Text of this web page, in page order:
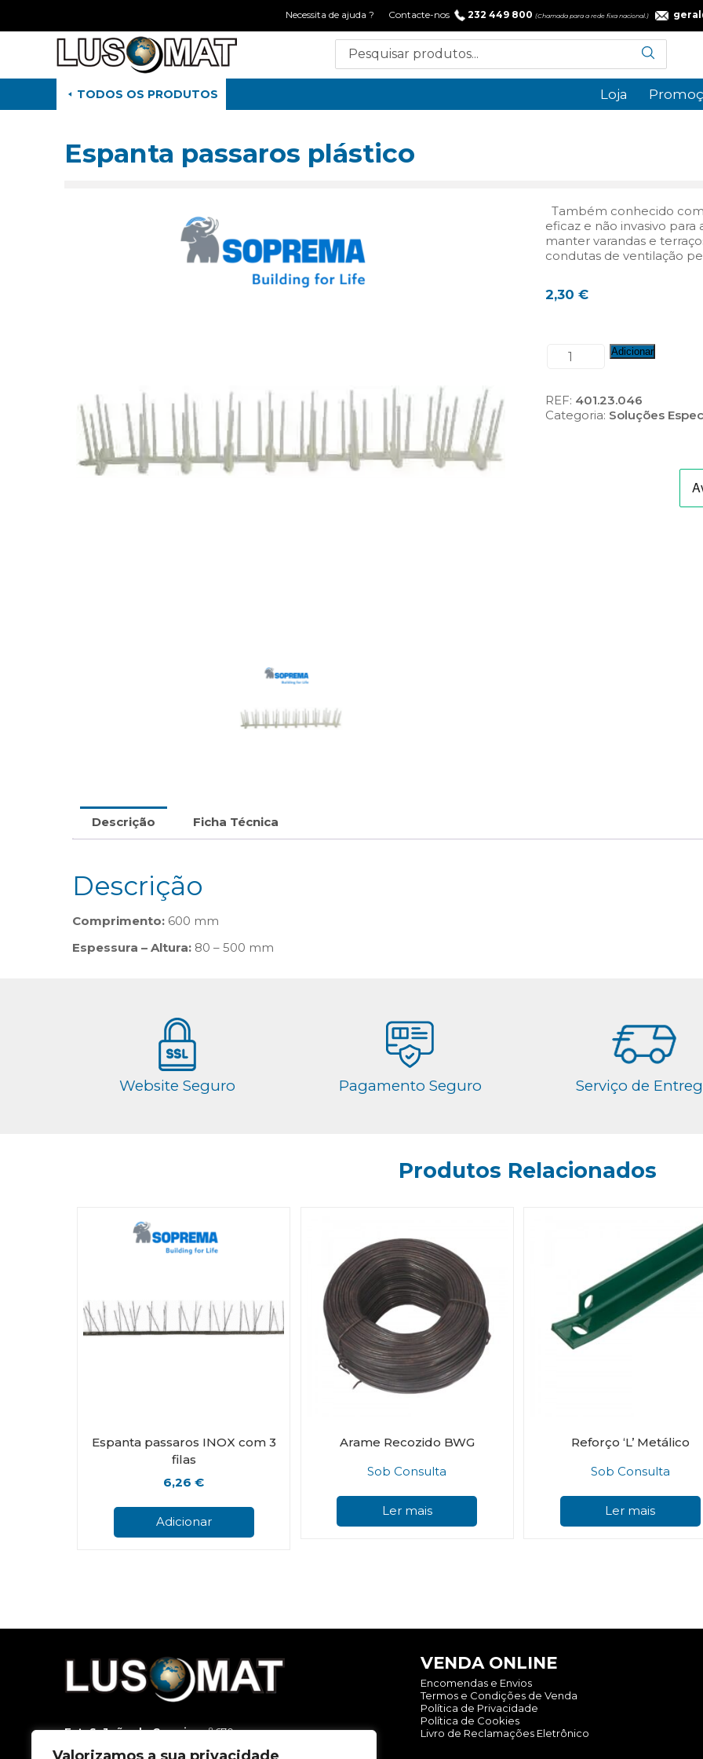
Necessita de ajuda ? Contacte-nos 232 449 800 (Chamada para a rede fixa nacional.)
TODOS OS PRODUTOS Loja
Espanta passaros plástico
Também conhecido
eficaz e não invasivo para
manter varandas e
condutas de ventilação
2,30€
Quantidade
passaros
plástico
Adicionar
REF: 401.23.046
Categoria: Soluções
Descrição Ficha Técnica
Descrição
Comprimento: 600 mm
Espessura – Altura: 80 – 500 mm
Website Seguro Pagamento Seguro Serviço de
Produtos Relacionados
Espanta passaros INOX com 3
filas
6,26€
Adicionar
Arame Recozido BWG
Sob Consulta
Ler mais
Reforço ‘L’ Metálico
Sob Consulta
Ler mais
Est. S. João da Carreira, nº 670
VENDA ONLINE
Encomendas e Envios
Termos e Condições de Venda
Política de Privacidade
Política de Cookies
Livro de Reclamações Eletrônico